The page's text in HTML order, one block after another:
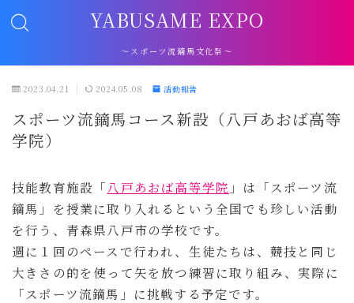
YABUSAME EXPO
～スポーツ流鏑馬文化祭～
2023.04.21 2024.05.08 活動報告
スポーツ流鏑馬コース新設（八戸あおば高等
学院）
技能教育施設「八戸あおば高等学院 」は「スポーツ流
鏑馬」を授業に取り入れるという全国でも珍しい活動
を行う、青森県八戸市の学校です。
週に１回のペースで行われ、生徒たちは、競技と同じ
大きさの的を使って矢を放つ練習に取り組み、実際に
「スポーツ流鏑馬」に挑戦する予定です。